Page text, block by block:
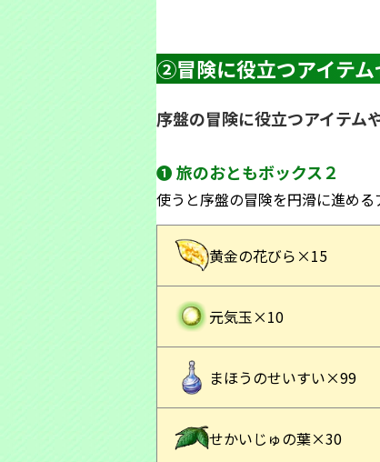
②冒険に役立つアイテム
序盤の冒険に役立つアイテム
❶ 旅のおともボックス２
使うと序盤の冒険を円滑に進める
黄金の花びら×15
元気玉×10
まほうのせいすい×99
せかいじゅの葉×30